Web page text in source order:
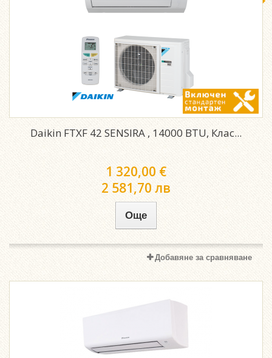
Daikin FTXF 42 SENSIRA , 14000 BTU, Клас...
1 320,00 €
2 581,70 лв
Още
Добавяне за сравняване